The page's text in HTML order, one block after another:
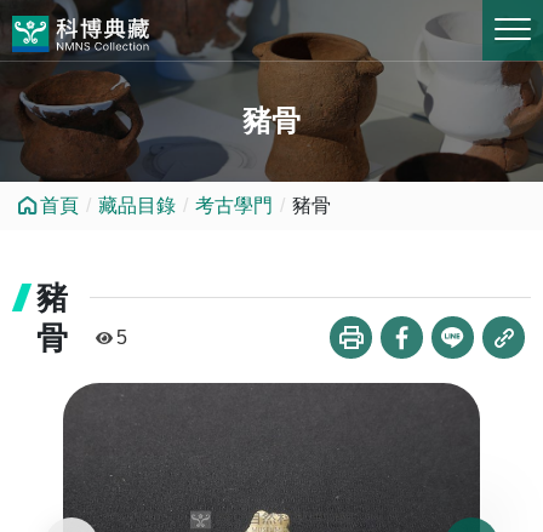
跳到中央內容區塊
豬骨
首頁 藏品目錄 考古學門 豬骨
豬
骨
5